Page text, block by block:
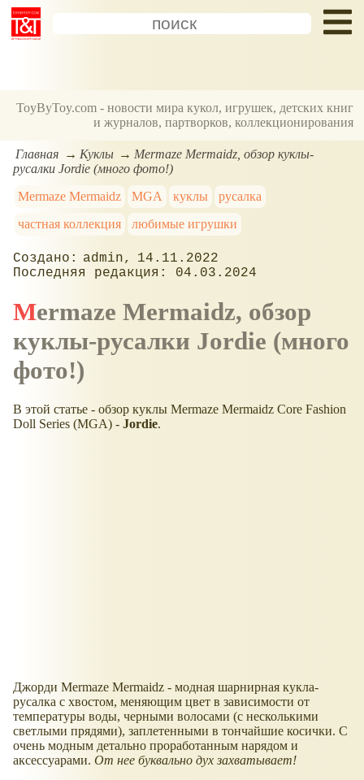
ToyByToy.com - новости мира кукол, игрушек, детских книг
и журналов, партворков, коллекционирования
Главная Куклы
Mermaze Mermaidz, обзор куклы-
русалки Jordie (много фото!)
Mermaze Mermaidz
MGA куклы
русалка
частная коллекция
любимые игрушки
admin
14.11.2022
04.03.2024
Mermaze Mermaidz, обзор
куклы-русалки Jordie (много
фото!)
В этой статье - обзор куклы Mermaze Mermaidz Core Fashion
Doll Series (MGA) - Jordie.
Джорди Mermaze Mermaidz - модная шарнирная кукла-
русалка с хвостом, меняющим цвет в зависимости от
температуры воды, черными волосами (с несколькими
светлыми прядями), заплетенными в тончайшие косички. С
очень модным детально проработанным нарядом и
аксессуарами. От нее буквально дух захватывает!